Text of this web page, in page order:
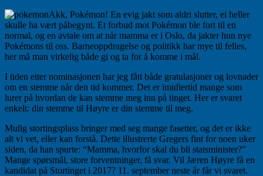
Akk, Pokémon! En evig jakt som aldri slutter, ei heller
skulle ha vært påbegynt. Et forbud mot Pokémon ble fort til en
normal, og en avtale om at når mamma er i Oslo, da jakter hun nye
Pokémons til oss. Barneoppdragelse og politikk har mye til felles,
her må man virkelig både gi og ta for å komme i mål.
I tiden etter nominasjonen har jeg fått både gratulasjoner og lovnader
om en stemme når den tid kommer. Det er imidlertid mange som
lurer på hvordan de kan stemme meg inn på tinget. Her er svaret
enkelt: din stemme til Høyre er din stemme til meg.
Mulig stortingsplass bringer med seg mange fasetter, og det er ikke
alt vi vet, eller kan forstå. Dette illustrerte Gregers fint for noen uker
siden, da han spurte: “Mamma, hvorfor skal du bli statsminister?”
Mange spørsmål, store forventninger, få svar. Vil Jæren Høyre få en
kandidat på Stortinget i 2017? 11. september neste år får vi svaret.